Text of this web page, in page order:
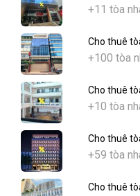
+11 tòa
Cho thuê
+100 tòa
Cho thuê
+10 tòa
Cho thuê
+59 tòa
Cho thuê